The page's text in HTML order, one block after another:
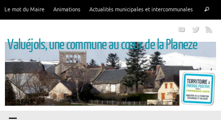
Le mot du Maire Animations Actualités municipales et intercommunales
Valuéjols, une commune au cœur de la Planeze